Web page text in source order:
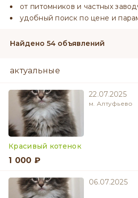
от питомников и частных
удобный поиск по цене и
Найдено 54 объявлений
22.07.2025
м. Алтуфьево
Красивый котенок
1 000 ₽
06.07.2025